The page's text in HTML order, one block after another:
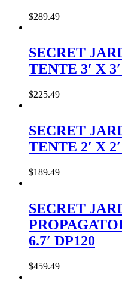
$289.49
SECRET
TENTE 3′ X
$225.49
SECRET
TENTE 2′ X
$189.49
SECRET
6.7′ DP120
$459.49